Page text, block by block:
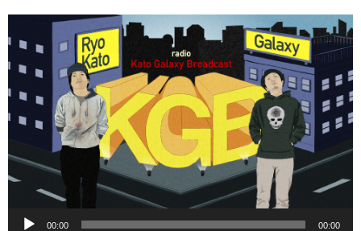
00:00 00:00